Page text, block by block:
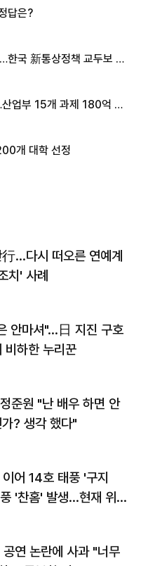
답은?
한국 新통상정책 교두보 활
업부 15개 과제 180억 지
개 대학 선정
…다시 떠오른 연예계
치' 사례
안마셔"…日 지진 구호
비하한 누리꾼
준원 "난 배우 하면 안
? 생각 했다"
어 14호 태풍 '구지
'찬홈' 발생…현재 위
연 논란에 사과 "너무